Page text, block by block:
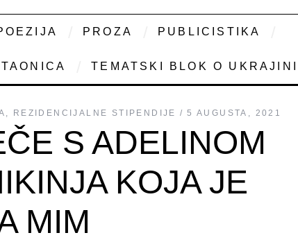
PROZA PUBLICISTIKA
TEMATSKI BLOK O UKRAJINI
, REZIDENCIJALNE STIPENDIJE 5 AUGUSTA, 2021
S ADELINOM
KOJA JE
MIM